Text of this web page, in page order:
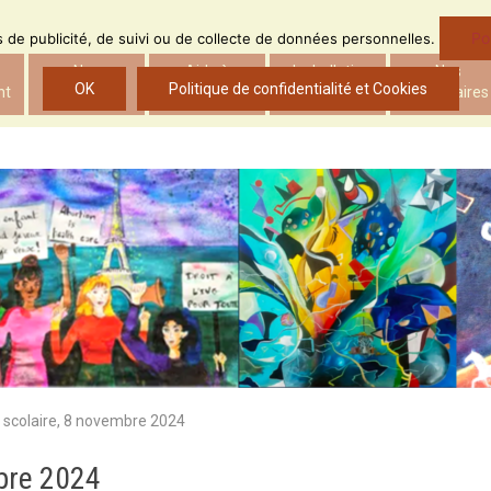
Nos
actions
Aide à
l’insertion
Le bulletin
d’ADS
Nos
partenaires
8 novembre 2024
2024
publicité, de suivi ou de collecte de données personnelles.
OK Politique de confidentialité et Cookies